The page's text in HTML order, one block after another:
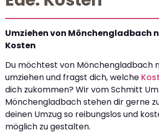
Umziehen von Mönchengladbach
Kosten
Du möchtest von Mönchengladbach
umziehen und fragst dich, welche
dich zukommen? Wir vom Schmitt
Mönchengladbach stehen dir gerne
deinen Umzug so reibungslos und
möglich zu gestalten.